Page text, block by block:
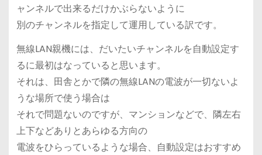
ャンネルで出来るだけかぶらないように
別のチャンネルを指定して運用している訳です。
無線LAN親機には、だいたいチャンネルを自動設定す
るに最初はなっていると思います。
それは、田舎とかで隣の無線LANの電波が一切ないよ
うな場所で使う場合は
それで問題ないのですが、マンションなどで、隣左右
上下などありとあらゆる方向の
電波をひらっているような場合、自動設定はおすすめ